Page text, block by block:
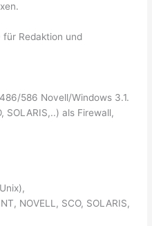
Redaktion und
586 Novell/Windows 3.1.
SOLARIS,..) als Firewall,
NOVELL, SCO, SOLARIS,